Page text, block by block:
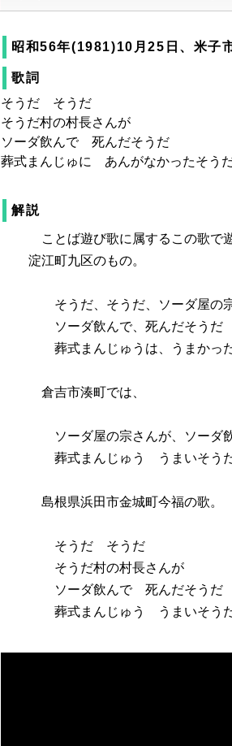
昭和56年(1981)10月25日、米子
歌詞
そうだ そうだ
そうだ村の村長さんが
ソーダ飲んで 死んだそうだ
葬式まんじゅに あんがなかったそう
解説
ことば遊び歌に属するこの歌で
淀江町九区のもの。
そうだ、そうだ、ソーダ屋の宗
ソーダ飲んで、死んだそうだ
葬式まんじゅうは、うまかっ
倉吉市湊町では、
ソーダ屋の宗さんが、ソーダ
葬式まんじゅう うまいそう
島根県浜田市金城町今福の歌。
そうだ そうだ
そうだ村の村長さんが
ソーダ飲んで 死んだそうだ
葬式まんじゅう うまいそう